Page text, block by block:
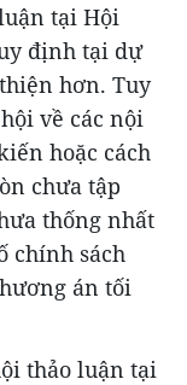
tại Hội
định tại dự
hơn. Tuy
về các nội
hoặc cách
chưa tập
thống nhất
chính sách
án tối
thảo luận tại